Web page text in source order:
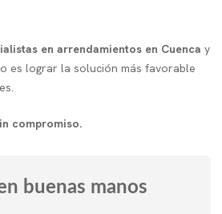
en arrendamientos en Cuenca y
es lograr la solución más favorable
compromiso.
buenas manos